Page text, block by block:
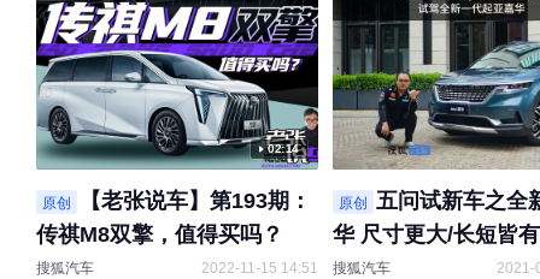
02:14
原创
【老张说车】第193期：
传祺M8双擎，值得买吗？
搜狐汽车 2022-11-15 14:51
原创
五问试新车之全
华 尺寸更大/长短皆有
搜狐汽车 2021-